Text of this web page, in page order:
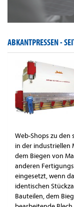
ABKANTPRESSEN -
Web-Shops zu den
in der industriellen
dem Biegen von
anderen
eingesetzt, wenn
identischen
Bauteilen, dem